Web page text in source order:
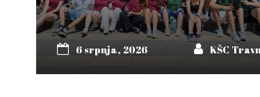
6 srpnja, 2026 KŠC